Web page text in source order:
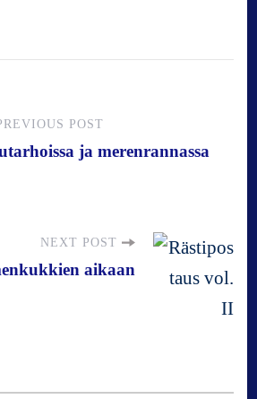
POST
ja merenrannassa
NEXT POST
aikaan